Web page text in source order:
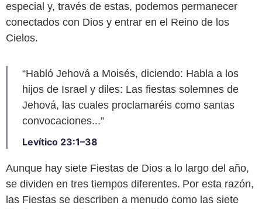
especial y, través de estas, podemos permanecer
conectados con Dios y entrar en el Reino de los
Cielos.
“Habló Jehová a Moisés, diciendo: Habla a los
hijos de Israel y diles: Las fiestas solemnes de
Jehová, las cuales proclamaréis como santas
convocaciones...”
Levítico 23:1–38
Aunque hay siete Fiestas de Dios a lo largo del año,
se dividen en tres tiempos diferentes. Por esta razón,
las Fiestas se describen a menudo como las siete